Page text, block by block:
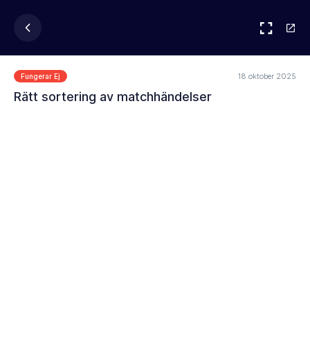
Fungerar Ej 18 oktober 2025
Rätt sortering av matchhändelser